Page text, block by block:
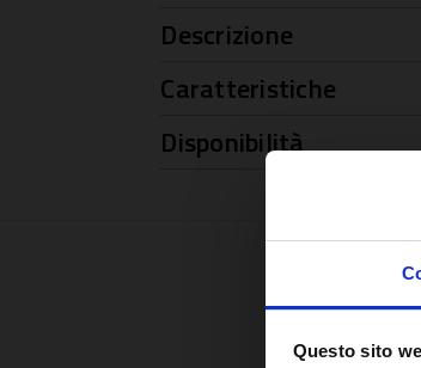
Questo sito
Descrizione
Caratteristiche
Disponibilità